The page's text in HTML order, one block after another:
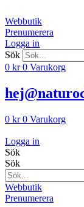
till
innehåll
Webbutik
Prenumerera
Logga in
Sök
0 kr 0 Varukorg
0 kr 0 Varukorg
Logga in
Sök
Sök
Webbutik
Prenumerera